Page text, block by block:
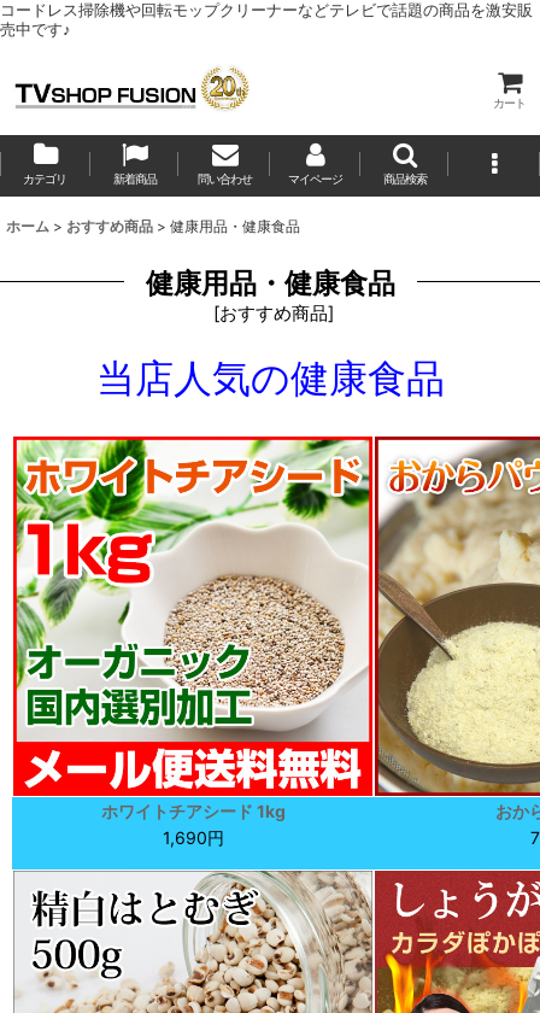
コードレス掃除機や回転モップクリーナーなどテレビで話題の商品を激安販
売中です♪
カート
カテゴリ 新着商品 問い合わせ マイページ 商品検索
ホーム > おすすめ商品 > 健康用品・健康食品
健康用品・健康食品
[おすすめ商品]
当店人気の健康食品
ホワイトチアシード 1kg
1,690円
おか